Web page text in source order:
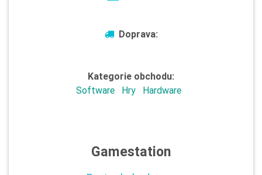
Doprava:
Kategorie obchodu:
Software
Hry Hardware
Gamestation